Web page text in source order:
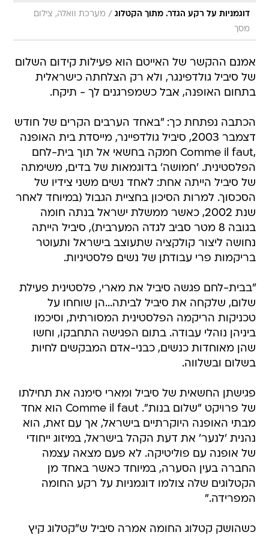
דוגמניות על רקע הגדר. מתוך הקטלוג / מערכת וואלה, צילום
מסך
אמנם ההקשר של האייטם הוא פעילות קידום השלום
של סיביל גולדפינגר, ולא רק הצלחתה כישראלית
בתחום האופנה, אבל כשמפרגנים לך - תיקח.
הכתבה נפתחת כך: "באחד הערבים הקרים של חודש
דצמבר 2003, סיביל גולדפיינר, מייסדת בית האופנה
,Comme il faut חמקה בחשאי אל תוך בית-לחם
הפלסטינית. 'חמושה' בדוגמאות של בדים, משימתה
של סיביל הייתה אחת: לאחד נשים משני צידיו של
הסכסוך. למרות הסיכון בחציית הגבול (במיוחד לאחר
שנת 2002, כאשר ממשלת ישראל בנתה חומה
בגובה 8 מטר סביב לגדה המערבית), סיביל הייתה
נחושה ליצור קולקציה שתעוצב בישראל ותעוטר
בריקמות פרי עבודתן של נשים פלסטיניות.
"בבית-לחם פגשה סיביל את מארי, פלסטינית פעילת
שלום, שלקחה את סיביל לביתה...הן שוחחו על
טכניקות הריקמה הפלסטינית המסורתית, וסיכמו
ביניהן נוהלי עבודה. בתום הפגישה התחבקו, וחשו
שהן מאוחדות כנשים, כבני-אדם המבקשים לחיות
בשלום ובשלווה.
פגישתן החשאית של סיביל ומארי סימנה את תחילתו
של פרויקט "שלום בנות". Comme il faut הוא אחד
מבתי האופנה היוקרתיים בישראל, אך עם זאת, הוא
נהנית 'לנער' את דעת הקהל בישראל, במיזוג ייחודי
של אופנה עם פוליטיקה. לא פעם מצאה עצמה
החברה בעין הסערה, במיוחד כאשר באחד מן
הקטלוגים שלה צולמו דוגמניות על רקע החומה
המפרידה."
כשהושק קטלוג החומה אמרה סיביל ש"קטלוג קיץ